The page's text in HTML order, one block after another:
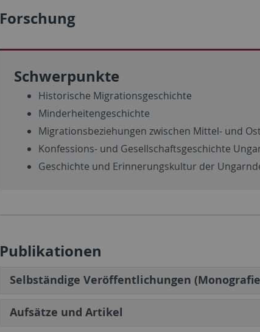
Forschung
Schwerpunkte
Historische Migrationsgeschichte
Minderheitengeschichte
Migrationsbeziehungen zwischen Mittel- und
Konfessions- und Gesellschaftsgeschichte
Geschichte und Erinnerungskultur der
Publikationen
Selbständige Veröffentlichungen
Aufsätze und Artikel